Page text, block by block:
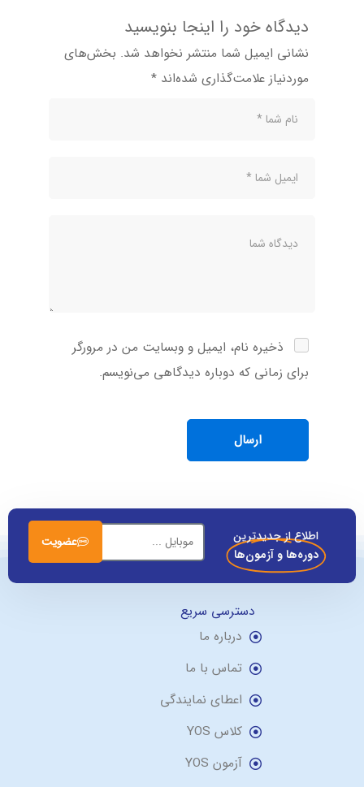
دیدگاه خود را اینجا بنویسید
نشانی ایمیل شما منتشر نخواهد شد. بخش‌های
موردنیاز علامت‌گذاری شده‌اند *
ذخیره نام، ایمیل و وبسایت من در مرورگر
برای زمانی که دوباره دیدگاهی می‌نویسم.
اطلاع از جدیدترین
دوره‌ها و آزمون‌ها
عضویت
دسترسی سریع
درباره ما
تماس با ما
اعطای نمایندگی
کلاس YOS
آزمون YOS